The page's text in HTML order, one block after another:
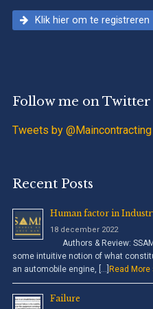
Klik hier om te registreren
Follow me on Twitter
Tweets by @Maincontracting
Recent Posts
Human factor in
18 december 2022
Authors & Review:
some intuitive notion of what
an automobile engine, […] Read More
Failure